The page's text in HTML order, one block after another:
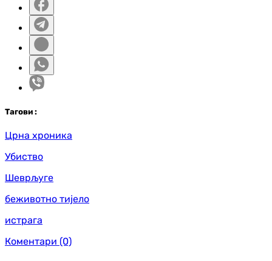
Тагови :
Црна хроника
Убиство
Шеврљуге
беживотно тијело
истрага
Коментари (0)